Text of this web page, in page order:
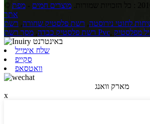
מוצרים חמים
מפת
אתר
לחוטי נירוסטה רשת פלסטיק שחורה רשת
רשת פלסטיק כבדה מסך רשת Pvc מפלסטיק
שלח אימייל
סקייפ
וואטסאפ
מארק וואנג
x